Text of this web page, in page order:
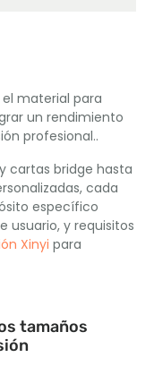
material para
un rendimiento
profesional..
cartas bridge hasta
cada
específico
usuario, y requisitos
Xinyi para
tamaños